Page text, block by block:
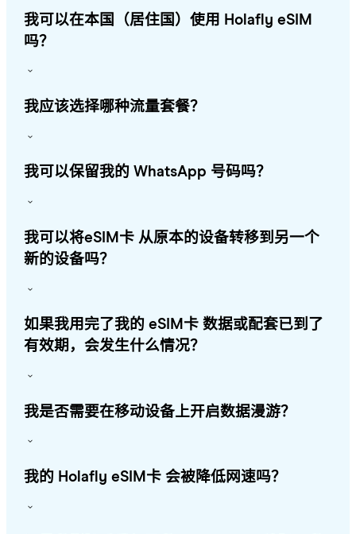
我可以在本国（居住国）使用 Holafly eSIM
吗？
我应该选择哪种流量套餐？
我可以保留我的 WhatsApp 号码吗？
我可以将eSIM卡 从原本的设备转移到另一个
新的设备吗？
如果我用完了我的 eSIM卡 数据或配套已到了
有效期，会发生什么情况？
我是否需要在移动设备上开启数据漫游？
我的 Holafly eSIM卡 会被降低网速吗？